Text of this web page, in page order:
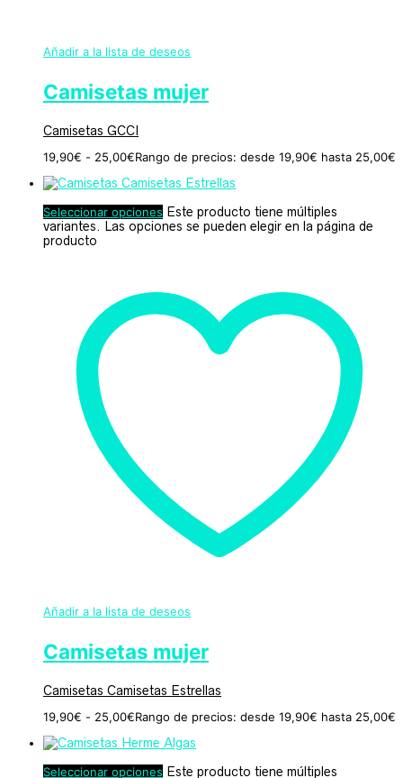
Añadir a la lista de deseos
Camisetas mujer
Camisetas GCCI
19,90€ - 25,00€Rango de precios: desde 19,90€ hasta 25,00€
Seleccionar opciones Este producto tiene múltiples
variantes. Las opciones se pueden elegir en la página de
producto
Añadir a la lista de deseos
Camisetas mujer
Camisetas Camisetas Estrellas
19,90€ - 25,00€Rango de precios: desde 19,90€ hasta 25,00€
Seleccionar opciones Este producto tiene múltiples